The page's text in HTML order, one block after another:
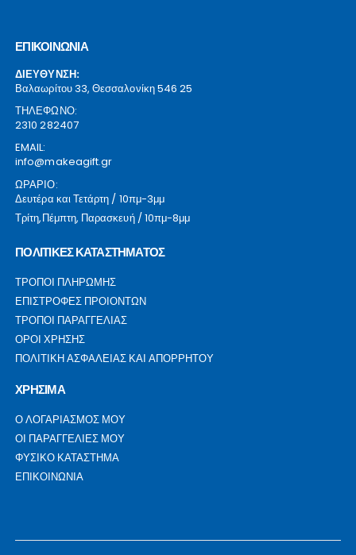
ΕΠΙΚΟΙΝΩΝΙΑ
ΔΙΕΥΘΥΝΣΗ:
Βαλαωρίτου 33, Θεσσαλονίκη 546 25
ΤΗΛΕΦΩΝΟ:
2310 282407
EMAIL:
info@makeagift.gr
ΩΡΑΡΙΟ:
Δευτέρα και Τετάρτη / 10πμ-3μμ
Τρίτη,Πέμπτη, Παρασκευή / 10πμ-8μμ
ΠΟΛΙΤΙΚΕΣ ΚΑΤΑΣΤΗΜΑΤΟΣ
ΤΡΟΠΟΙ ΠΛΗΡΩΜΗΣ
ΕΠΙΣΤΡΟΦΕΣ ΠΡΟΙΟΝΤΩΝ
ΤΡΟΠΟΙ ΠΑΡΑΓΓΕΛΙΑΣ
ΟΡΟΙ ΧΡΗΣΗΣ
ΠΟΛΙΤΙΚΗ ΑΣΦΑΛΕΙΑΣ ΚΑΙ ΑΠΟΡΡΗΤΟΥ
ΧΡΗΣΙΜΑ
Ο ΛΟΓΑΡΙΑΣΜΟΣ ΜΟΥ
ΟΙ ΠΑΡΑΓΓΕΛΙΕΣ ΜΟΥ
ΦΥΣΙΚΟ ΚΑΤΑΣΤΗΜΑ
ΕΠΙΚΟΙΝΩΝΙΑ